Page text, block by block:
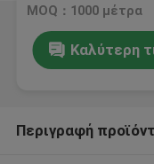
MOQ：1000 μέτρα
Καλύτερη
Περιγραφή